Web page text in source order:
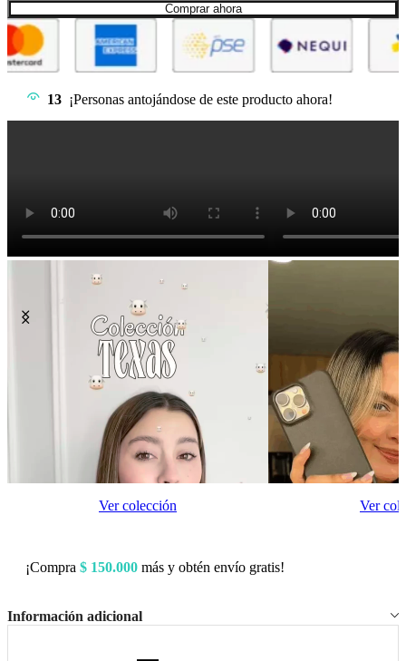
Comprar ahora
13 ¡Personas antojándose de este producto ahora!
Ver colección Ver
¡Compra $ 150.000 más y obtén envío gratis!
Información adicional